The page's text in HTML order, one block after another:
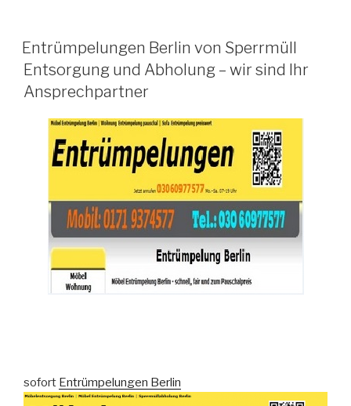
VERÖFFENTLICHT
AM
Entrümpelungen Berlin von Sperrmüll
Entsorgung und Abholung – wir sind Ihr
Ansprechpartner
sofort Entrümpelungen Berlin